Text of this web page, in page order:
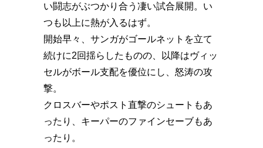
い闘志がぶつかり合う凄い試合展開。い
つも以上に熱が入るはず。
開始早々、サンガがゴールネットを立て
続けに2回揺らしたものの、以降はヴィッ
セルがボール支配を優位にし、怒涛の攻
撃。
クロスバーやポスト直撃のシュートもあ
ったり、キーパーのファインセーブもあ
ったり。